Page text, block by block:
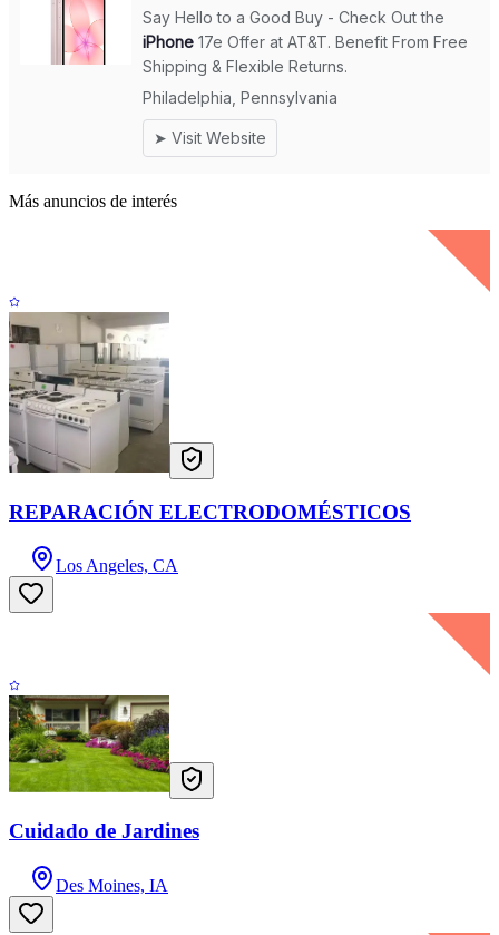
Más anuncios de interés
REPARACIÓN ELECTRODOMÉSTICOS
Los Angeles, CA
Cuidado de Jardines
Des Moines, IA